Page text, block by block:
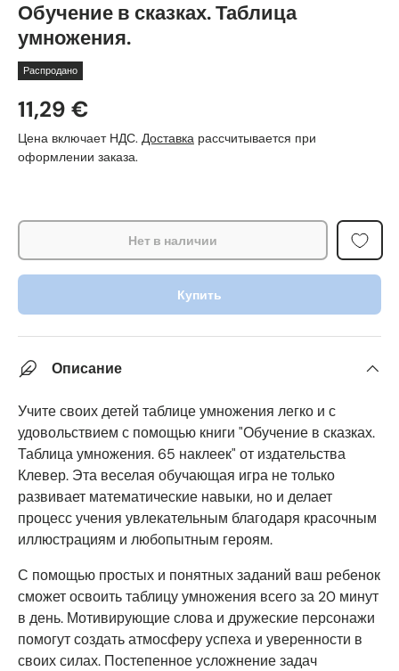
Обучение в сказках. Таблица
умножения.
Распродано
11,29 €
Цена включает НДС. Доставка рассчитывается при
оформлении заказа.
Нет в наличии
Купить
Описание
Учите своих детей таблице умножения легко и с
удовольствием с помощью книги "Обучение в сказках.
Таблица умножения. 65 наклеек" от издательства
Клевер. Эта веселая обучающая игра не только
развивает математические навыки, но и делает
процесс учения увлекательным благодаря красочным
иллюстрациям и любопытным героям.
С помощью простых и понятных заданий ваш ребенок
сможет освоить таблицу умножения всего за 20 минут
в день. Мотивирующие слова и дружеские персонажи
помогут создать атмосферу успеха и уверенности в
своих силах. Постепенное усложнение задач